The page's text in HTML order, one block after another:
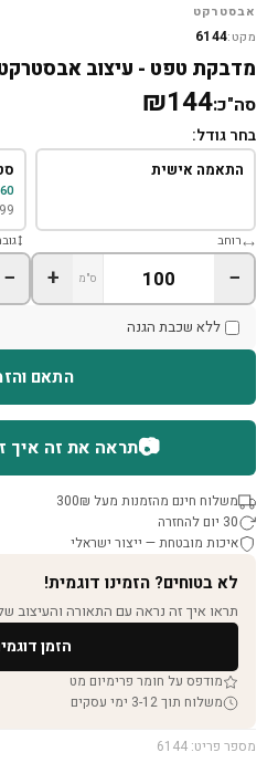
אבסטרקט
מקט:6144
מדבקת טפט - עיצוב
סה"כ:₪144
בחר גודל:
התאמה אישית
360 ×
רוחב
− ס"מ +
−
ללא שכבת הגנה
התאם
📷תראה את זה איך
משלוח חינם מהזמנות מעל 300₪
30 יום להחזרה
איכות מובטחת — ייצור ישראלי
לא בטוחים? הזמינו דוגמית!
תראו איך זה נראה עם התאורה והעיצוב
הזמן
מודפס על חומר פרימיום מט
משלוח תוך 3-12 ימי עסקים
מספר פריט: 6144